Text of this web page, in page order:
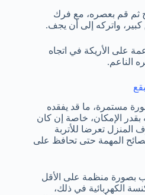
ثم قم بعصره، مع فرك
كبير، واتركه إلى أن يجف.
على الأريكة في اتجاه
الناعم.
مستمرة، ما قد يفقده
بقدر الإمكان، خاصة إن كان
المنزل تعرضا للأتربة
المهمة حتى تحافظ على
بصورة منظمة على الأقل
الكهربائية في ذلك،